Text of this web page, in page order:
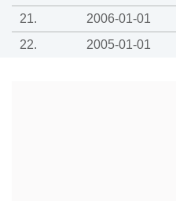
21.
2006-01-01
22.
2005-01-01